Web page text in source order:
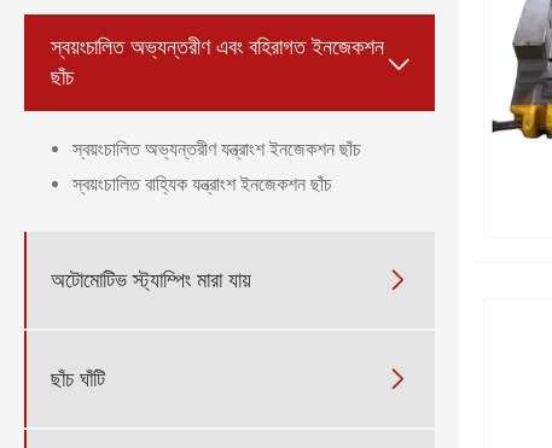
স্বয়ংচালিত অভ্যন্তরীণ এবং বহিরাগত ইনজেকশন
ছাঁচ

স্বয়ংচালিত অভ্যন্তরীণ যন্ত্রাংশ ইনজেকশন ছাঁচ
স্বয়ংচালিত বাহ্যিক যন্ত্রাংশ ইনজেকশন ছাঁচ
অটোমোটিভ স্ট্যাম্পিং মারা যায় 
ছাঁচ ঘাঁটি 